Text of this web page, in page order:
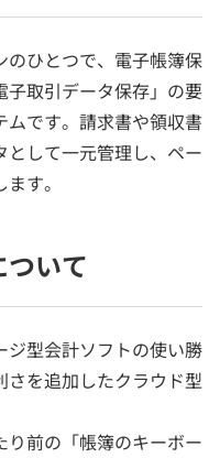
のひとつで、電子帳簿保
取引データ保存」の要
です。請求書や領収書
して一元管理し、ペー
す。
ついて
ジ型会計ソフトの使い勝
を追加したクラウド型
前の「帳簿のキーボー